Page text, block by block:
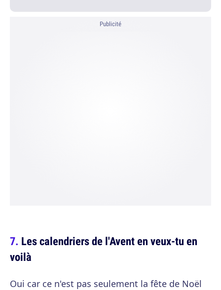
Publicité
Les calendriers de l'Avent en veux-tu en
voilà
Oui car ce n'est pas seulement la fête de Noël